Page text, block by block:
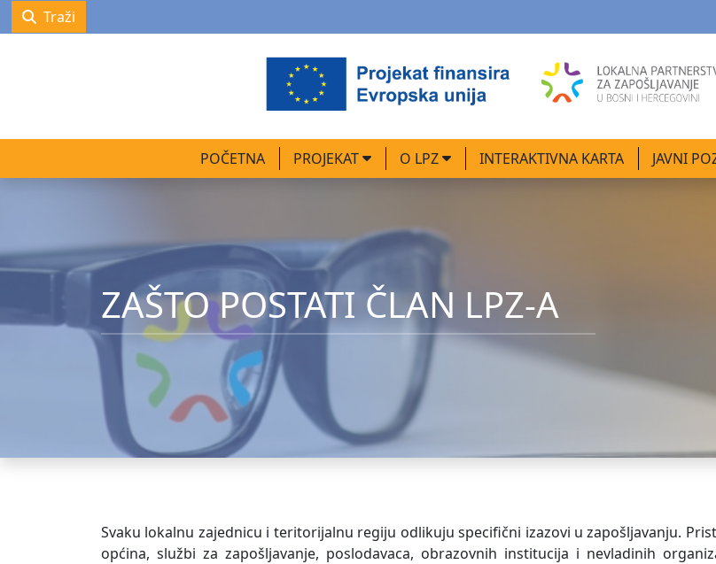
Traži
POČETNA PROJEKAT O LPZ INTERAKTIVNA KARTA JAVNI
ZAŠTO POSTATI ČLAN LPZ-A
Svaku lokalnu zajednicu i teritorijalnu regiju odlikuju specifični izazovi u zapošljavanju.
općina, službi za zapošljavanje, poslodavaca, obrazovnih institucija i nevladinih